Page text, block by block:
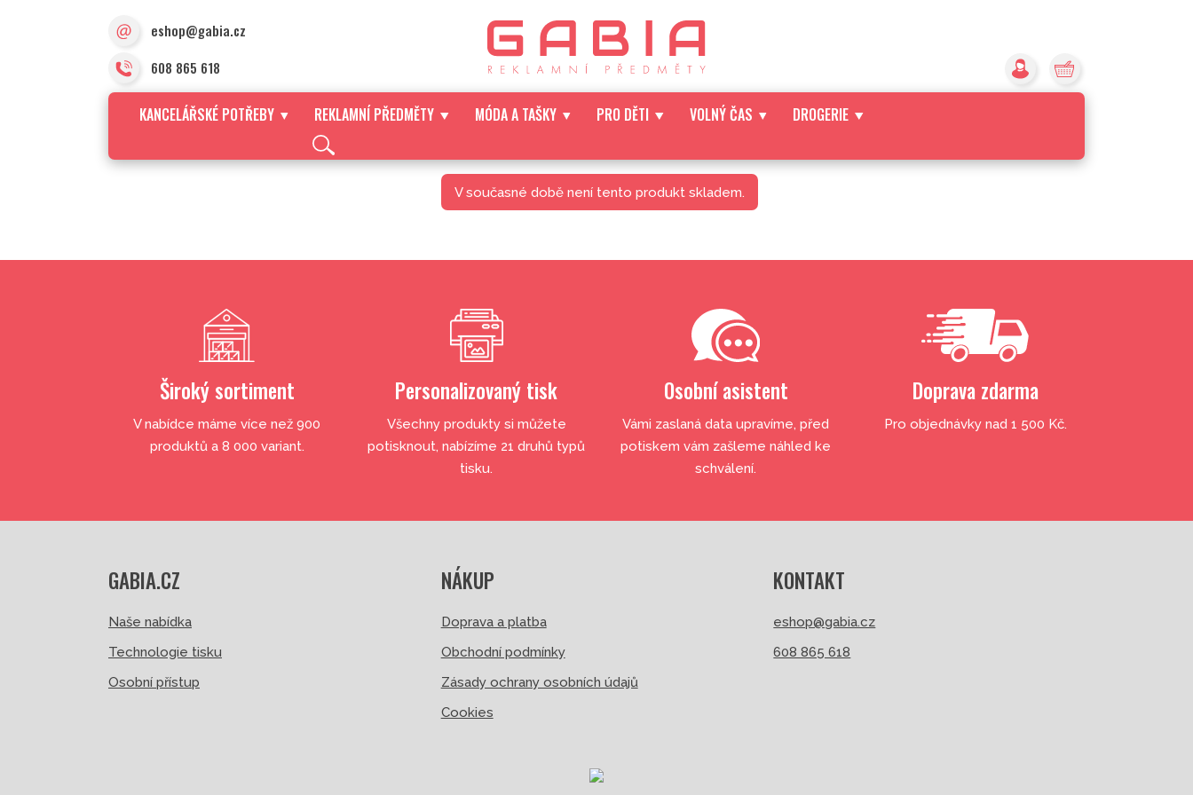
eshop@gabia.cz
608 865 618
KANCELÁŘSKÉ POTŘEBY REKLAMNÍ PŘEDMĚTY MÓDA A TAŠKY PRO DĚTI VOLNÝ ČAS DROGERIE
V současné době není tento produkt skladem.
Široký sortiment
V nabídce máme více než 900
produktů a 8 000 variant.
Personalizovaný tisk
Všechny produkty si můžete
potisknout, nabízíme 21 druhů typů
tisku.
Osobní asistent
Vámi zaslaná data upravíme, před
potiskem vám zašleme náhled ke
schválení.
Doprava zdarma
Pro objednávky nad 1 500 Kč.
GABIA.CZ
Naše nabídka
Technologie tisku
Osobní přístup
NÁKUP
Doprava a platba
Obchodní podmínky
Zásady ochrany osobních údajů
Cookies
KONTAKT
eshop@gabia.cz
608 865 618